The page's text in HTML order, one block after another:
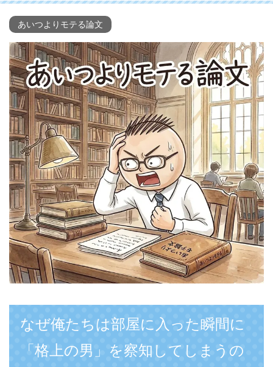
あいつよりモテる論文
なぜ俺たちは部屋に入った瞬間に
「格上の男」を察知してしまうの